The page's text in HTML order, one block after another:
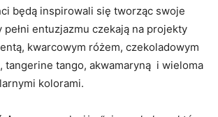
będą inspirowali się tworząc swoje
entuzjazmu czekają na projekty
kwarcowym różem, czekoladowym
tangerine tango, akwamaryną i wieloma
kolorami.